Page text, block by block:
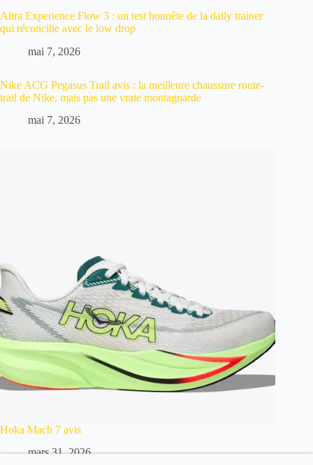
Altra Experience Flow 3 : un test honnête de la daily trainer
qui réconcilie avec le low drop
mai 7, 2026
Nike ACG Pegasus Trail avis : la meilleure chaussure route-
trail de Nike, mais pas une vraie montagnarde
mai 7, 2026
Hoka Mach 7 avis
mars 31, 2026